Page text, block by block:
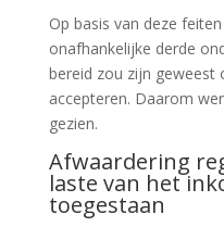
Op basis van deze
onafhankelijke derde
bereid zou zijn geweest
accepteren. Daarom
gezien.
Afwaardering
laste van het
toegestaan